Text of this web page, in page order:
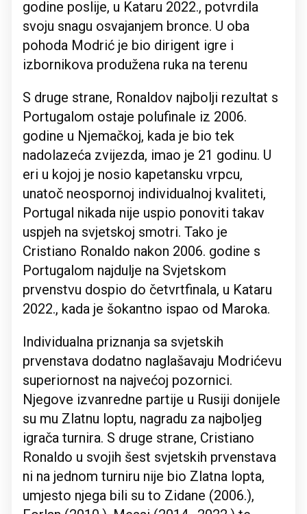
godine poslije, u Kataru 2022., potvrdila
svoju snagu osvajanjem bronce. U oba
pohoda Modrić je bio dirigent igre i
izbornikova produžena ruka na terenu
S druge strane, Ronaldov najbolji rezultat s
Portugalom ostaje polufinale iz 2006.
godine u Njemačkoj, kada je bio tek
nadolazeća zvijezda, imao je 21 godinu. U
eri u kojoj je nosio kapetansku vrpcu,
unatoč neospornoj individualnoj kvaliteti,
Portugal nikada nije uspio ponoviti takav
uspjeh na svjetskoj smotri. Tako je
Cristiano Ronaldo nakon 2006. godine s
Portugalom najdulje na Svjetskom
prvenstvu dospio do četvrtfinala, u Kataru
2022., kada je šokantno ispao od Maroka.
Individualna priznanja sa svjetskih
prvenstava dodatno naglašavaju Modrićevu
superiornost na najvećoj pozornici.
Njegove izvanredne partije u Rusiji donijele
su mu Zlatnu loptu, nagradu za najboljeg
igrača turnira. S druge strane, Cristiano
Ronaldo u svojih šest svjetskih prvenstava
ni na jednom turniru nije bio Zlatna lopta,
umjesto njega bili su to Zidane (2006.),